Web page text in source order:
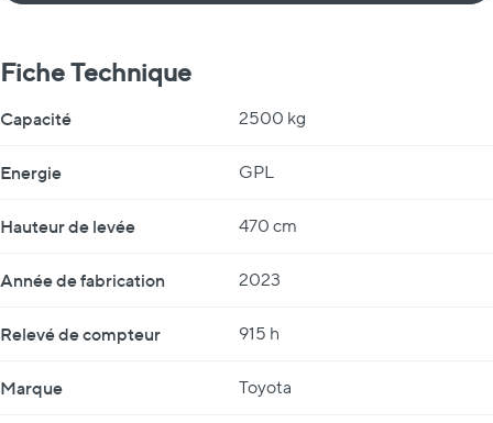
Fiche Technique
Capacité 2500 kg
Energie GPL
Hauteur de levée 470 cm
Année de fabrication 2023
Relevé de compteur 915 h
Marque Toyota